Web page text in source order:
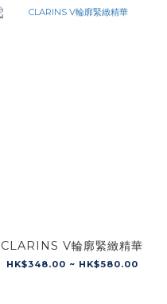
CLARINS V輪廓緊緻精華
HK$348.00 ~ HK$580.00